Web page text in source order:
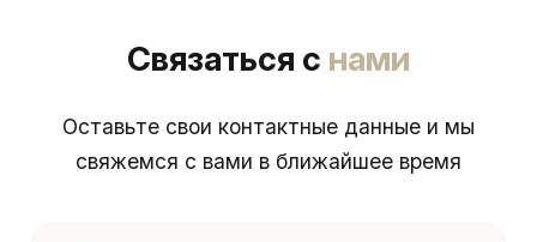
Связаться с нами
Оставьте свои контактные данные и мы
свяжемся с вами в ближайшее время